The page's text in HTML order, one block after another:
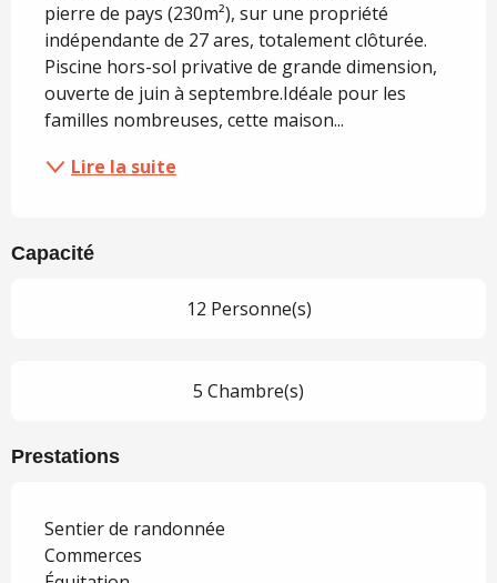
pierre de pays (230m²), sur une propriété
indépendante de 27 ares, totalement clôturée.
Piscine hors-sol privative de grande dimension,
ouverte de juin à septembre.Idéale pour les
familles nombreuses, cette maison...
Lire la suite
Capacité
12 Personne(s)
5 Chambre(s)
Prestations
Sentier de randonnée
Commerces